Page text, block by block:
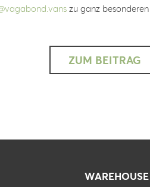
zu ganz besonderen
ZUM BEITRAG
WAREHOUSE